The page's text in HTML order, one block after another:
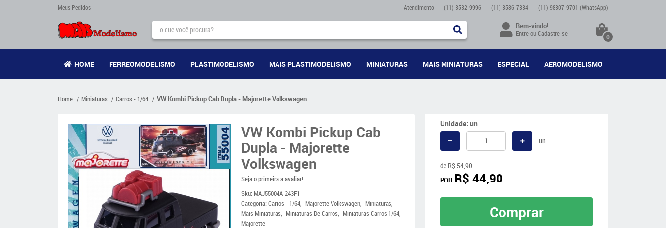
Meus Pedidos Atendimento (11) 3532-9996 (11) 3586-7334 (11) 98307-9701 (WhatsApp)
Bem-vindo!
EntreouCadastre-se 0
HOME FERREOMODELISMO PLASTIMODELISMO MAIS PLASTIMODELISMO MINIATURAS MAIS MINIATURAS ESPECIAL AEROMODELISMO
Home Miniaturas Carros - 1/64 VW Kombi Pickup Cab Dupla - Majorette Volkswagen
VW Kombi Pickup Cab
Dupla - Majorette
Volkswagen
Seja o primeira a avaliar!
Sku: MAJ55004A-243F1
Categoria:Carros - 1/64 Majorette Volkswagen
Miniaturas
Mais Miniaturas
Miniaturas De Carros
Miniaturas Carros 1/64
Majorette
Unidade: un
un
deR$ 54,90
POR R$ 44,90
Comprar